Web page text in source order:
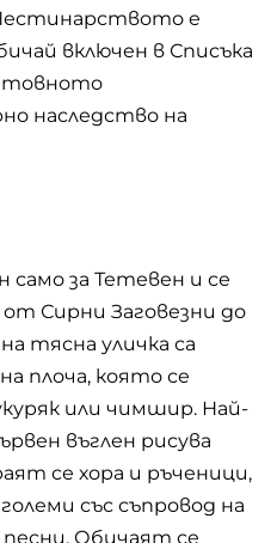
е
включен в Списъка
наследство на
за Тетевен и се
от Сирни Заговезни до
тясна уличка са
плоча, която се
или чимшир. Най-
въглен рисува
се хора и ръченици,
със съпровод на
Обичаят се